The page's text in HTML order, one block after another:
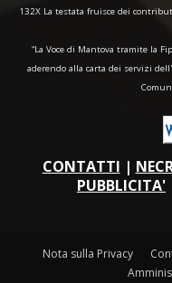
132X La testata fruisce dei
“La Voce di Mantova tramite la
aderendo alla carta dei servizi
CONTATTI |
PUBBLICITA'
Nota sulla Privacy